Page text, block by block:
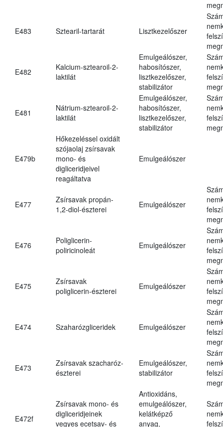
E483 Sztearil-tartarát Lisztkezelőszer
E482
Kalcium-sztearoil-2-
laktilát
Emulgeálószer,
habosítószer,
lisztkezelőszer,
stabilizátor
E481
Nátrium-sztearoil-2-
laktilát
Emulgeálószer,
habosítószer,
lisztkezelőszer,
stabilizátor
E479b
Hőkezeléssel oxidált
szójaolaj zsírsavak
mono- és
digliceridjeivel
reagáltatva
Emulgeálószer
E477
Zsírsavak propán-
1,2-diol-észterei
Emulgeálószer
E476
Poliglicerin-
poliricinoleát
Emulgeálószer
E475
Zsírsavak
poliglicerin-észterei
Emulgeálószer
E474 Szaharózgliceridek Emulgeálószer
E473
Zsírsavak szacharóz-
észterei
Emulgeálószer,
stabilizátor
E472f
Zsírsavak mono- és
digliceridjeinek
vegyes ecetsav- és
Antioxidáns,
emulgeálószer,
kelátképző
anyag,